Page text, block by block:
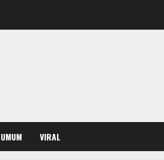
UMUM VIRAL